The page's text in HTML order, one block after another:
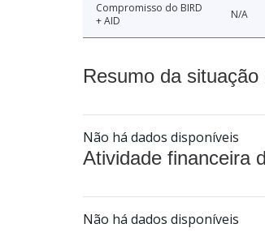
Compromisso do BIRD
+ AID
N/A
Resumo da
Não há dados disponíveis
Atividade financeira
Não há dados disponíveis